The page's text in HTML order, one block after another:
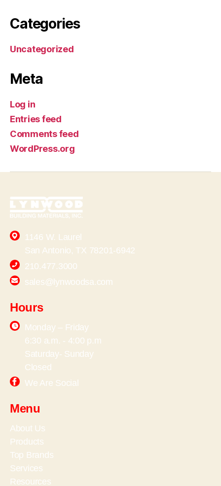
Categories
Uncategorized
Meta
Log in
Entries feed
Comments feed
WordPress.org
1146 W. Laurel
San Antonio, TX 78201-6942
210.477.3000
sales@lynwoodsa.com
Hours
Monday – Friday
6:30 a.m. - 4:00 p.m
Saturday- Sunday
Closed
We Are Social
Menu
About Us
Products
Top Brands
Services
Resources